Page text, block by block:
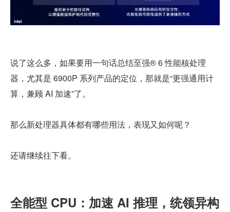
说了这么多，如果要用一句话总结至强® 6 性能核处理
器，尤其是 6900P 系列产品的定位，那就是“更强通用计
算，兼顾 AI 加速”了。
那么新处理器具体都有哪些用法，表现又如何呢？
还请继续往下看。
全能型 CPU：加速 AI 推理，统领异构